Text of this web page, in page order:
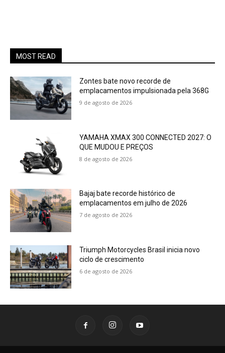
MOST READ
Zontes bate novo recorde de
emplacamentos impulsionada pela 368G
9 de agosto de 2026
YAMAHA XMAX 300 CONNECTED 2027: O
QUE MUDOU E PREÇOS
8 de agosto de 2026
Bajaj bate recorde histórico de
emplacamentos em julho de 2026
7 de agosto de 2026
Triumph Motorcycles Brasil inicia novo
ciclo de crescimento
6 de agosto de 2026